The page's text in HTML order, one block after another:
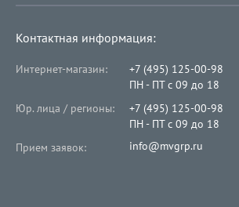
Контактная информация:
Интернет-магазин:
+7 (495) 125-00-98
ПН - ПТ с 09 до 18
Юр. лица / регионы:
+7 (495) 125-00-98
ПН - ПТ с 09 до 18
Прием заявок:
info@mvgrp.ru